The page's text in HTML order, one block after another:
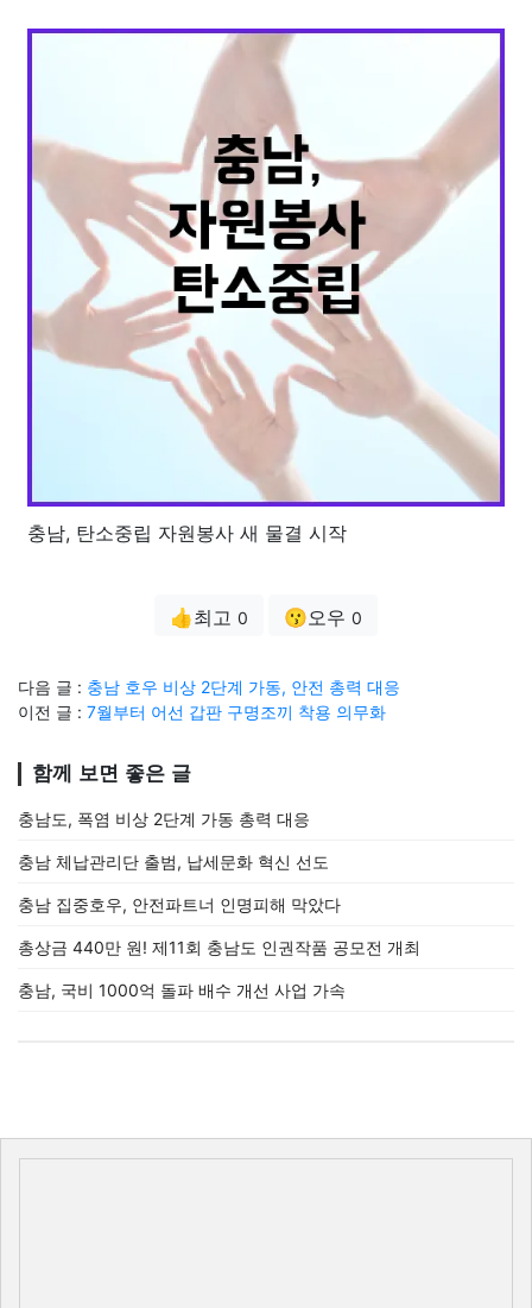
충남, 탄소중립 자원봉사 새 물결 시작
👍최고 0 😗오우 0
다음 글 : 충남 호우 비상 2단계 가동, 안전 총력 대응
이전 글 : 7월부터 어선 갑판 구명조끼 착용 의무화
함께 보면 좋은 글
충남도, 폭염 비상 2단계 가동 총력 대응
충남 체납관리단 출범, 납세문화 혁신 선도
충남 집중호우, 안전파트너 인명피해 막았다
총상금 440만 원! 제11회 충남도 인권작품 공모전 개최
충남, 국비 1000억 돌파 배수 개선 사업 가속